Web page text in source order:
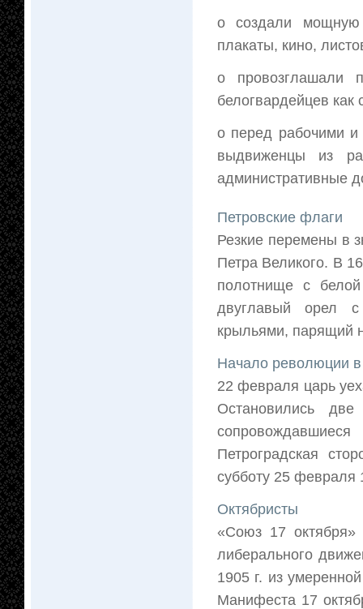
o создали мощную
плакаты, кино,
o провозглашали
белогвардейцев как
o перед рабочими и
выдвиженцы из
административные
Петровские флаги
Резкие перемены в
Петра Великого. В
полотнище с
двуглавый орел
крыльями, парящий
Начало революции в
22 февраля царь
Остановились
Петроградская
субботу 25 февраля
Октябристы
«Союз 17 октября»
либерального
1905 г. из
Манифеста 17